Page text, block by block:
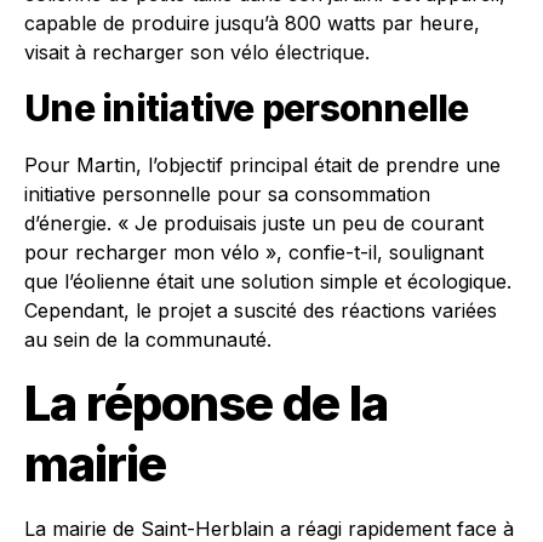
capable de produire jusqu’à 800 watts par heure,
visait à recharger son vélo électrique.
Une initiative personnelle
Pour Martin, l’objectif principal était de prendre une
initiative personnelle pour sa consommation
d’énergie. « Je produisais juste un peu de courant
pour recharger mon vélo », confie-t-il, soulignant
que l’éolienne était une solution simple et écologique.
Cependant, le projet a suscité des réactions variées
au sein de la communauté.
La réponse de la
mairie
La mairie de Saint-Herblain a réagi rapidement face à